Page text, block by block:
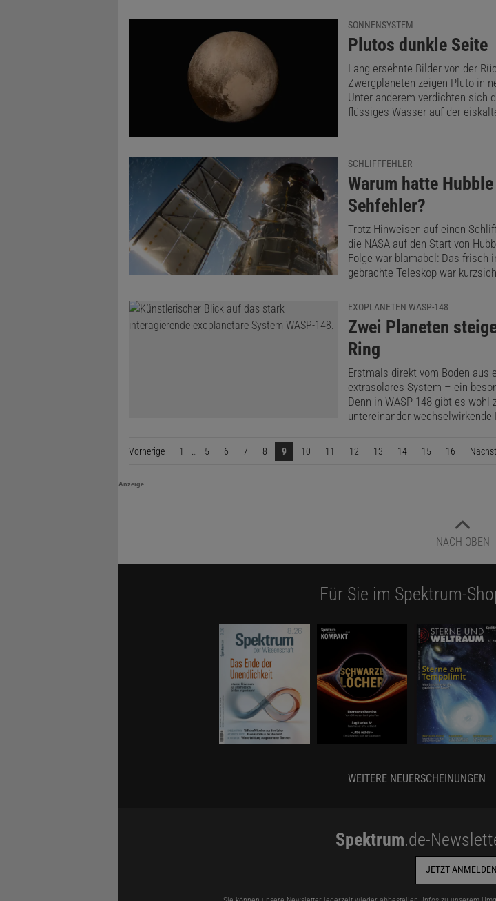
SONNENSYSTEM
:
Plutos dunkle Seite
Lang ersehnte Bilder von der
Zwergplaneten zeigen Pluto in
Unter anderem verdichten sich
flüssiges Wasser auf der
SCHLIFFFEHLER
:
Warum hatte
Sehfehler?
Trotz Hinweisen auf einen
die NASA auf den Start von
Folge war blamabel: Das frisch
gebrachte Teleskop war
EXOPLANETEN WASP-148
:
Zwei Planeten
Ring
Erstmals direkt vom Boden aus
extrasolares System – ein
Denn in WASP-148 gibt es wohl
untereinander wechselwirkende
Vorherige Seite1 5 6 7 8 9 10 11 12 13 14 15 16
Anzeige
NACH OBEN
Für Sie im Spektrum-
WEITERE NEUERSCHEINUNGEN
Spektrum.de-
JETZT